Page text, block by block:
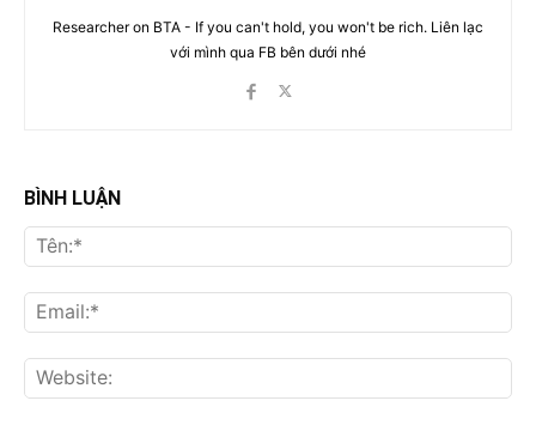
Researcher on BTA - If you can't hold, you won't be rich. Liên lạc
với mình qua FB bên dưới nhé
BÌNH LUẬN